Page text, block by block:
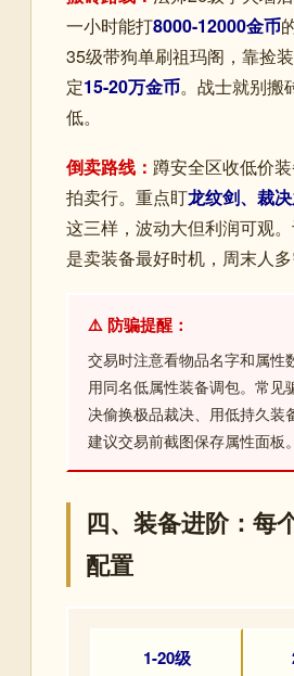
一小时能打8000-12000金币
35级带狗单刷祖玛阁，靠捡
定15-20万金币。战士就别搬
低。
倒卖路线： 蹲安全区收低价
拍卖行。重点盯龙纹剑、裁
这三样，波动大但利润可观。
是卖装备最好时机，周末人多
⚠️ 防骗提醒：
交易时注意看物品名字和属性
用同名低属性装备调包。常见
决偷换极品裁决、用低持久装
建议交易前截图保存属性面板。
四、装备进阶：每
配置
1-20级